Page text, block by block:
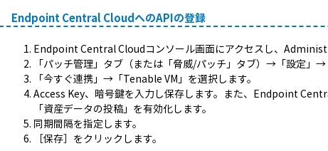
Endpoint Central CloudへのAPIの登録
Endpoint Central Cloudコンソール画面にアクセスし、
「パッチ管理」タブ（または「脅威/パッチ」タブ）→「設定」→
「今すぐ連携」→「Tenable VM」を選択します。
Access Key、暗号鍵を入力し保存します。また、Endpoint
「資産データの投稿」を有効化します。
同期間隔を指定します。
［保存］をクリックします。